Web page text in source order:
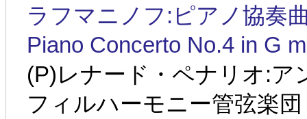
ラフマニノフ:ピアノ協奏
Piano Concerto No.4 in G
(P)レナード・ペナリオ:ア
フィルハーモニー管弦楽